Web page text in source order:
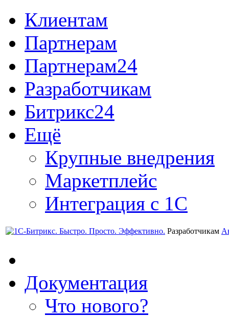
Клиентам
Партнерам
Партнерам24
Разработчикам
Битрикс24
Ещё
Крупные внедрения
Маркетплейс
Интеграция с 1С
Разработчикам
Документация
Что нового?